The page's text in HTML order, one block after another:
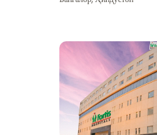
Бештар